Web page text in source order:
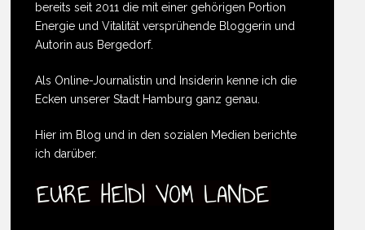
bereits seit 2011 die mit einer gehörigen Portion
Energie und Vitalität versprühende Bloggerin und
Autorin aus Bergedorf.
Als Online-Journalistin und Insiderin kenne ich die
Ecken unserer Stadt Hamburg ganz genau.
Hier im Blog und in den sozialen Medien berichte
ich darüber.